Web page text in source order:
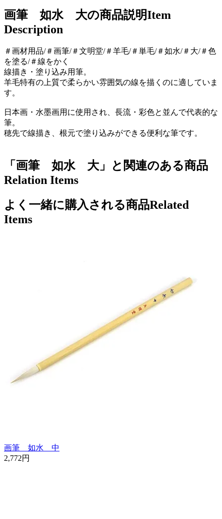
画筆 如水 大の商品説明Item
Description
＃画材用品/＃画筆/＃文明堂/＃羊毛/＃単毛/＃如水/＃大/＃色
を塗る/＃線をかく
線描き・塗り込み用筆。
羊毛特有の上質で柔らかい雰囲気の線を描くのに適していま
す。
日本画・水墨画用に使用され、長流・彩色と並んで代表的な
筆。
穂先で線描き、根元で塗り込みができる便利な筆です。
「画筆 如水 大」と関連のある商品
Relation Items
よく一緒に購入される商品Related
Items
画筆 如水 中
2,772円